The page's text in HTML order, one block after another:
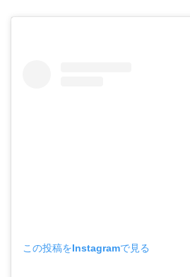
この投稿をInstagramで見る